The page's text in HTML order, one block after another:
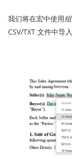
我们将在宏中使用
CSV/TXT 文件中导